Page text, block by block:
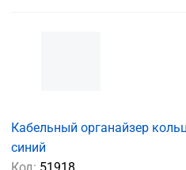
Кабельный органайзер
синий